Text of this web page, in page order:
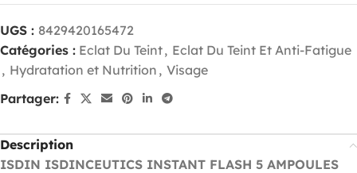
UGS : 8429420165472
Catégories : Eclat Du Teint, Eclat Du Teint Et Anti-Fatigue
, Hydratation et Nutrition , Visage
Partager:
Description
ISDIN ISDINCEUTICS INSTANT FLASH 5 AMPOULES